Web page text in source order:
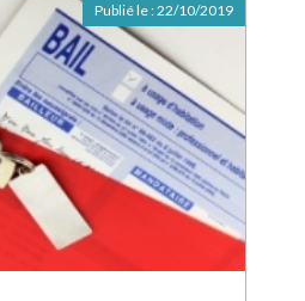
Publié le :22/10/2019